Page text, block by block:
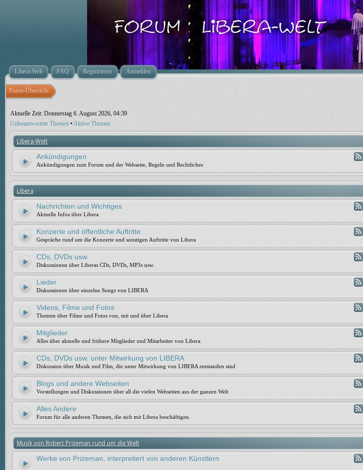
Libera-Welt FAQ Registrieren Anmelden
Foren-Übersicht
Aktuelle Zeit: Donnerstag 6. August 2026, 04:39
Unbeantwortete Themen •Aktive Themen
Libera-Welt
Ankündigungen
Ankündigungen zum Forum und der Webseite, Regeln und Rechtliches
Libera
Nachrichten und Wichtiges
Aktuelle Infos über Libera
Konzerte und öffentliche Auftritte
Gespräche rund um die Konzerte und sonstigen Auftritte von Libera
CDs, DVDs usw.
Diskussionen über Liberas CDs, DVDs, MP3s usw.
Lieder
Diskussionen über einzelne Songs von LIBERA
Videos, Filme und Fotos
Themen über Filme und Fotos von, mit und über Libera
Mitglieder
Alles über aktuelle und frühere Mitglieder und Mitarbeiter von Libera
CDs, DVDs usw. unter Mitwirkung von LIBERA
Diskussion über Musik und Film, die unter Mitwirkung von LIBERA entstanden sind
Blogs und andere Webseiten
Vorstellungen und Diskussionen über all die vielen Webseiten aus der ganzen Welt
Alles Andere
Forum für alle anderen Themen, die sich mit Libera beschäftigen.
Musik von Robert Prizeman rund um die Welt
Werke von Prizeman, interpretiert von anderen Künstlern